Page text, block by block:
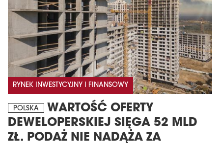
RYNEK INWESTYCYJNY I FINANSOWY
POLSKA
WARTOŚĆ OFERTY
DEWELOPERSKIEJ SIĘGA 52 MLD
ZŁ. PODAŻ NIE NADĄŻA ZA
MAGAZYN
Wydanie 6 (308)
CZERWIEC 2026
Więcej w tym wydaniu
arrow_forward
Zamów teraz!